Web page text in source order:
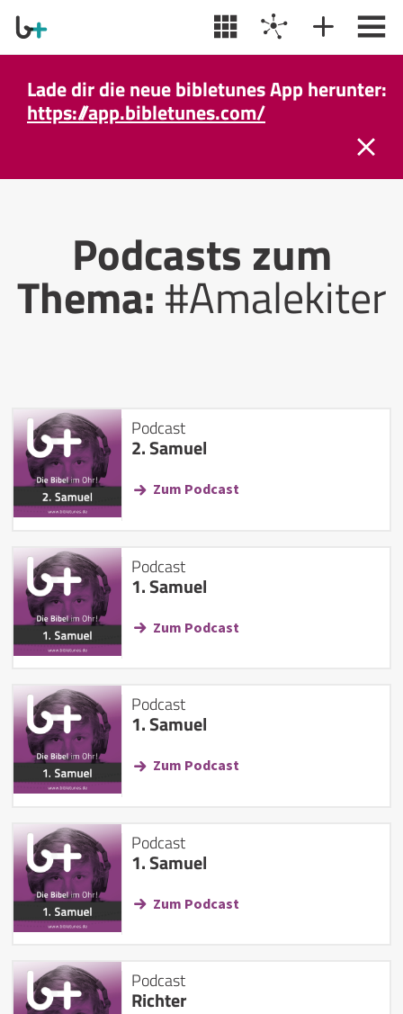
Lade dir die neue bibletunes App herunter:
https://app.bibletunes.com/
Podcasts zum
Thema:#Amalekiter
Podcast
2. Samuel
Zum Podcast
Podcast
1. Samuel
Zum Podcast
Podcast
1. Samuel
Zum Podcast
Podcast
1. Samuel
Zum Podcast
Podcast
Richter